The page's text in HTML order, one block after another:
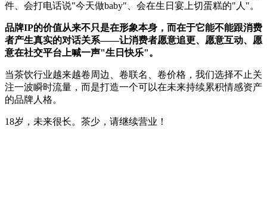
件、会打电话说"今天做baby"、会在生日宴上切蛋糕的"人"。
品牌IP的价值从来不只是在形象本身，而在于它能不能跟消费
者产生真实的对话关系——让消费者愿意追更、愿意互动、愿
意在社交平台上喊一声"生日快乐"。
当茶饮行业越来越卷周边、卷联名、卷价格，我们选择不止关
注一波瞬时流量，而是打造一个可以在未来持续累积情感资产
的品牌人格。
18岁，未来很长。茶少，请继续营业！